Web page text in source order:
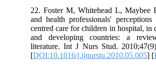
22. Foster M, Whitehead L, Maybee
and health professionals'
centred care for children in hospital,
and developing countries: a
literature. Int J Nurs Stud.
[DOI:10.1016/j.ijnurstu.2010.05.005